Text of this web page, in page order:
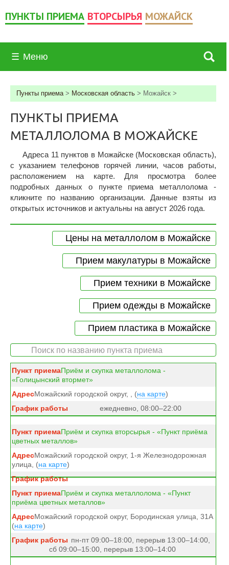
ПУНКТЫ ПРИЕМА ВТОРСЫРЬЯ МОЖАЙСК
☰ Меню
Пункты приема> Московская область > Можайск >
ПУНКТЫ ПРИЕМА
МЕТАЛЛОЛОМА В МОЖАЙСКЕ
Адреса 11 пунктов в Можайске (Московская область),
c указанием телефонов горячей линии, часов работы,
расположением на карте. Для просмотра более
подробных данных о пункте приема металлолома -
кликните по названию организации. Данные взяты из
открытых источников и актуальны на август 2026 года.
Цены на металлолом в Можайске
Прием макулатуры в Можайске
Прием техники в Можайске
Прием одежды в Можайске
Прием пластика в Можайске
Приём и скупка металлолома -
«Голицынский втормет»
Можайский городской округ, , (на карте)
ежедневно, 08:00–22:00
Приём и скупка вторсырья - «Пункт приёма
цветных металлов»
Можайский городской округ, 1-я Железнодорожная
улица, (на карте)
Приём и скупка металлолома - «Пункт
приёма цветных металлов»
Можайский городской округ, Бородинская улица, 31А
(на карте)
пн-пт 09:00–18:00, перерыв 13:00–14:00,
сб 09:00–15:00, перерыв 13:00–14:00